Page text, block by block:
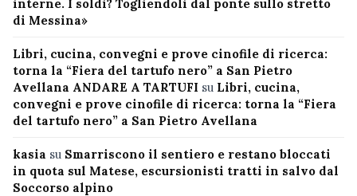
interne. I soldi? Togliendoli dal ponte sullo stretto
di Messina»
Libri, cucina, convegni e prove cinofile di ricerca:
torna la “Fiera del tartufo nero” a San Pietro
Avellana ANDARE A TARTUFI su Libri, cucina,
convegni e prove cinofile di ricerca: torna la “Fiera
del tartufo nero” a San Pietro Avellana
kasia su Smarriscono il sentiero e restano bloccati
in quota sul Matese, escursionisti tratti in salvo dal
Soccorso alpino